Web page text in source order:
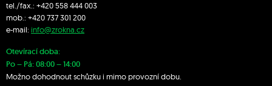
tel./fax.: +420 558 444 003
mob.: +420 737 301 200
e-mail: info@zrokna.cz
Otevírací doba:
Po – Pá: 08:00 – 14:00
Možno dohodnout schůzku i mimo provozní dobu.